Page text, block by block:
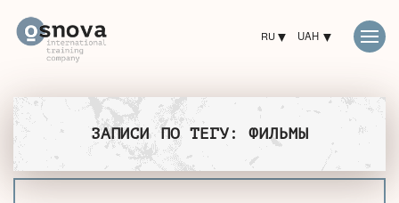
RU UAH
ЗАПИСИ ПО ТЕГУ: ФИЛЬМЫ